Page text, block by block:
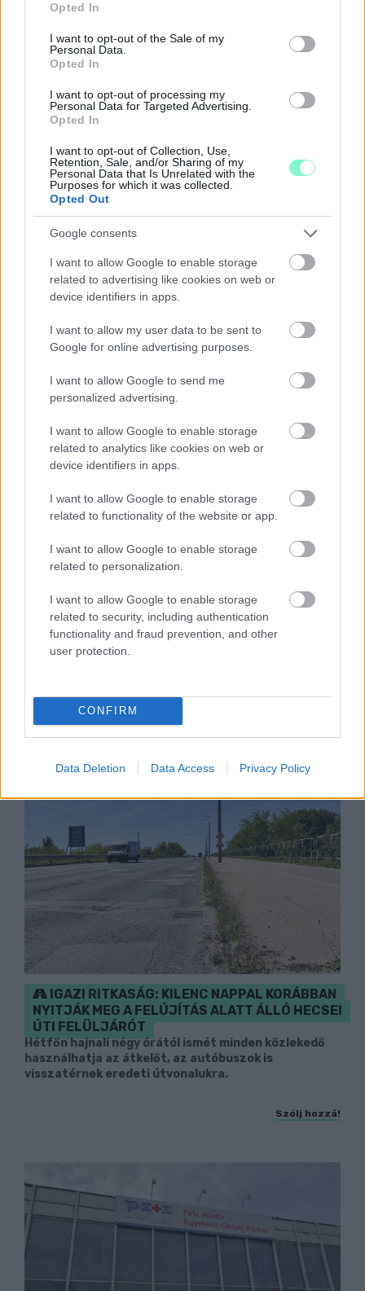
use your data for below specified purposes in below Google
consent section.
Opted In
I want to opt-out of the Sale of my
Personal Data.
Opted In
I want to opt-out of processing my
Personal Data for Targeted Advertising.
Opted In
I want to opt-out of Collection, Use,
Retention, Sale, and/or Sharing of my
Personal Data that Is Unrelated with the
Purposes for which it was collected.
Opted Out
Google consents
I want to allow Google to enable storage
related to advertising like cookies on web or
device identifiers in apps.
I want to allow my user data to be sent to
Google for online advertising purposes.
I want to allow Google to send me
personalized advertising.
I want to allow Google to enable storage
related to analytics like cookies on web or
device identifiers in apps.
I want to allow Google to enable storage
related to functionality of the website or app.
I want to allow Google to enable storage
related to personalization.
I want to allow Google to enable storage
related to security, including authentication
functionality and fraud prevention, and other
user protection.
CONFIRM
Data Deletion Data Access Privacy Policy
AZ EXTRÉM HŐSÉG: A TALAJKÖZELI ÓZON AZ ÚJ
VESZÉLYFORRÁS
A forró, napos időjárás kedvez a talajközeli ózon
kialakulásának, amely irritálhatja a légutakat,
ronthatja a tüdő működését és különösen veszélyes
lehet a krónikus betegek számára.
Szólj hozzá!
CSILLAGOK, HULLÓCSILLAGOK ÉS
NAPFOGYATKOZÁS: KÜLÖNLEGES
ÉS NYÚLON
Három estén is az égbolt kerül a középpontba:
távcsöves megfigyelések, zenés installációk és
lézeres csillagtúrák mellett augusztus 12-én egy
látványos részleges napfogyatkozást is
IGAZI RITKASÁG: KILENC NAPPAL KORÁBBAN
NYITJÁK MEG A FELÚJÍTÁS ALATT ÁLLÓ HECSEI
ÚTI FELÜLJÁRÓT
Hétfőn hajnali négy órától ismét minden közlekedő
használhatja az átkelőt, az autóbuszok is
visszatérnek eredeti útvonalukra.
Szólj hozzá!